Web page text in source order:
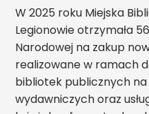
W 2025 roku Miejska
Legionowie otrzymała
Narodowej na zakup
realizowane w ramach
bibliotek publicznych
wydawniczych oraz